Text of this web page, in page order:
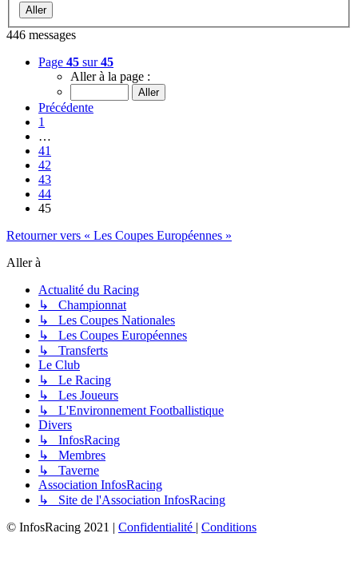
446 messages
Page 45 sur45
Aller à la page :
Précédente
1
…
41
42
43
44
45
Retourner vers « Les Coupes Européennes »
Aller à
Actualité du Racing
↳ Championnat
↳ Les Coupes Nationales
↳ Les Coupes Européennes
↳ Transferts
Le Club
↳ Le Racing
↳ Les Joueurs
↳ L'Environnement Footballistique
Divers
↳ InfosRacing
↳ Membres
↳ Taverne
Association InfosRacing
↳ Site de l'Association InfosRacing
© InfosRacing 2021 | Confidentialité | Conditions